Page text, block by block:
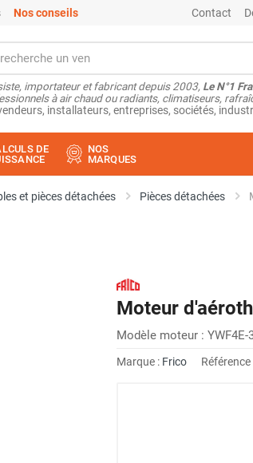
Nos conseils Contact
importateur et fabricant depuis 2003, Le N°1
à air chaud ou radiants, climatiseurs,
installateurs, entreprises, sociétés,
DE
NOS
MARQUES
et pièces détachées Pièces détachées
Moteur
Modèle moteur : YWF4E-
Marque : Frico Référence